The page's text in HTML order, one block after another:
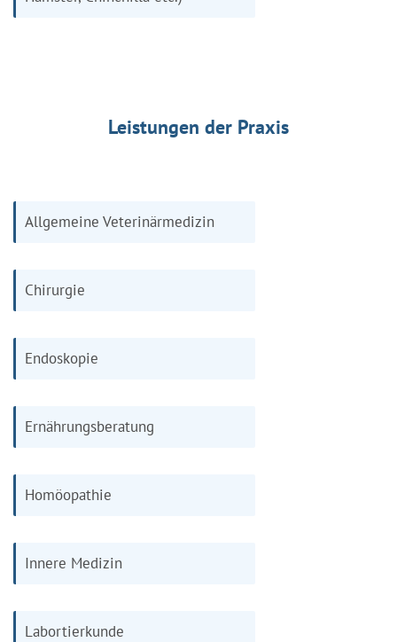
Leistungen der Praxis
Allgemeine Veterinärmedizin
Chirurgie
Endoskopie
Ernährungsberatung
Homöopathie
Innere Medizin
Labortierkunde